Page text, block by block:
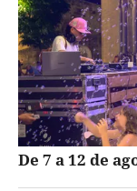
De 7 a 12 de